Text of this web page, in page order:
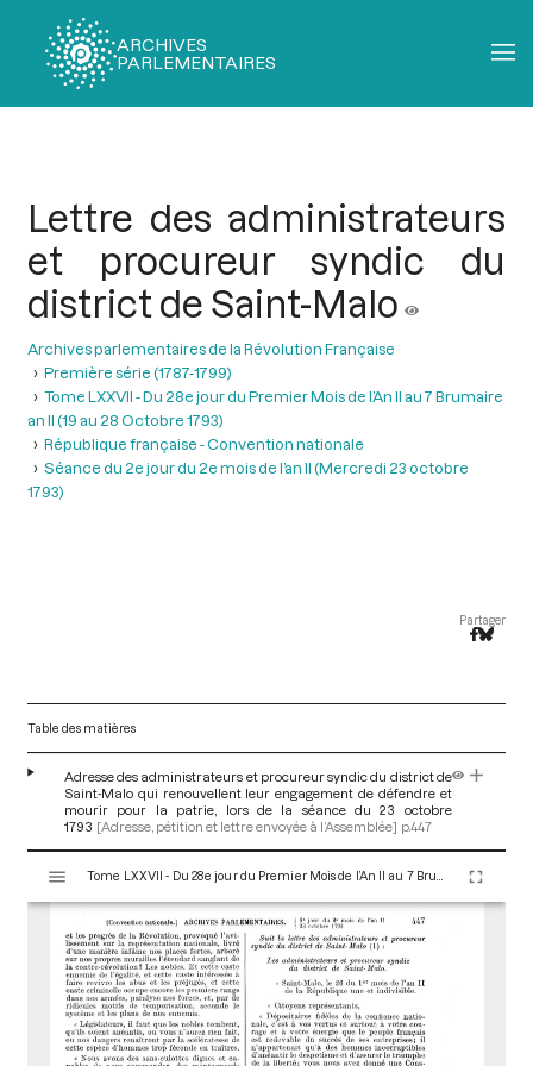
ARCHIVES
PARLEMENTAIRES
Lettre des administrateurs
et procureur syndic du
district de Saint-Malo
Archives parlementaires de la Révolution Française
Première série (1787-1799)
Tome LXXVII - Du 28e jour du Premier Mois de l’An II au 7 Brumaire
an II (19 au 28 Octobre 1793)
République française - Convention nationale
Séance du 2e jour du 2e mois de l’an II (Mercredi 23 octobre
1793)
Partager
Table des matières
Adresse des administrateurs et procureur syndic du district de
Saint-Malo qui renouvellent leur engagement de défendre et
mourir pour la patrie, lors de la séance du 23 octobre
1793 [Adresse, pétition et lettre envoyée à l’Assemblée] p.447
s